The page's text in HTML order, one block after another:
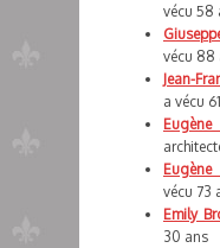
vécu 58
vécu 88
Jean-
a vécu
Eugène
vécu 73
Emily
30 ans